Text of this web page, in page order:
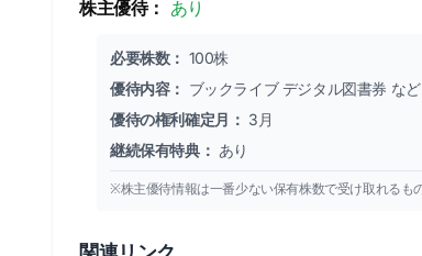
株主優待： あり
必要株数： 100株
優待内容： ブックライブ デジタル図書券 など
優待の権利確定月： 3月
継続保有特典： あり
※株主優待情報は一番少ない保有株数で受け取れるも